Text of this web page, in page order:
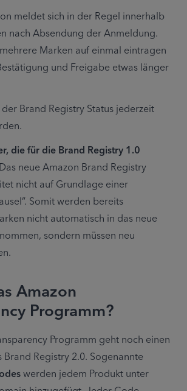
meldet sich in der Regel innerhalb
nach Absendung der Anmeldung.
Marken auf einmal eintragen
und Freigabe etwas länger
Brand Registry Status jederzeit
die für die Brand Registry 1.0
Das neue Amazon Brand Registry
nicht auf Grundlage einer
Somit werden bereits
nicht automatisch in das neue
sondern müssen neu
Amazon
Programm?
Programm geht noch einen
werden jedem Produkt unter